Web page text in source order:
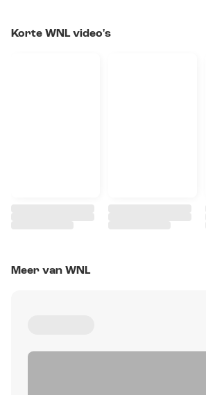
Korte WNL video's
Meer van WNL